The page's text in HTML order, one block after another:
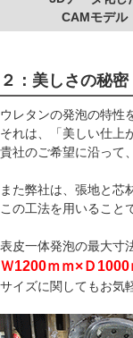
CAMモデル
２：美しさの秘
ウレタンの発泡の特性
それは、「美しい仕上
貴社のご希望に沿って
また弊社は、張地と芯
この工法を用いること
表皮一体発泡の最大寸
Ｗ1200ｍｍ×Ｄ
サイズに関してもお気